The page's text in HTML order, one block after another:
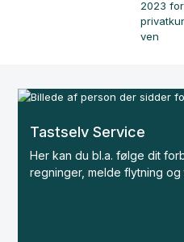
Tastselv Service
Her kan du bl.a. følge dit
regninger, melde flytning